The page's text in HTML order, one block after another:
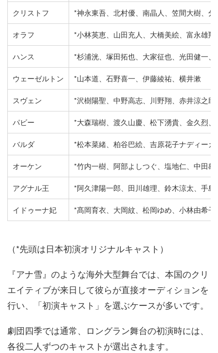
クリストフ *神永東吾、北村優、南晶人、笠間大樹、分
オラフ *小林英恵、山田充人、大橋美絵、富永雄翔
ハンス *杉浦洸、塚田拓也、大家征也、光田健一、
ウェーゼルトン *山本道、石野喜一、伊藤綾祐、横井漱
スヴェン *沢樹陽聖、中野高志、川野翔、赤井涼之
パビー *大森瑞樹、渡久山慶、松下湧貴、金久烈
バルダ *松本菜緒、柏谷巴絵、吉原花子ナディー
オーケン *竹内一樹、阿部よしつぐ、塩地仁、中田
アグナル王 *阿久津陽一郎、田川雄理、鈴木涼太、手
イドゥーナ妃 *髙岡育衣、大岡紋、松岡ゆめ、小林由希
（*先頭は日本初演オリジナルキャスト）
『アナ雪』のような海外大型舞台では、本国のクリ
エイティブが来日して彼らが直接オーディションを
行い、「初演キャスト」を選ぶケースが多いです。
劇団四季では通常、ロングラン舞台の初演時には、
各役二人ずつのキャストが選出されます。